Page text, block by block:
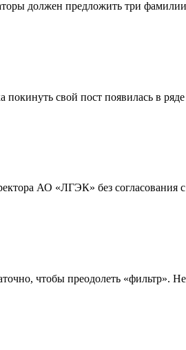
должен предложить три
свой пост появилась в
АО «ЛГЭК» без согласования
чтобы преодолеть «фильтр».